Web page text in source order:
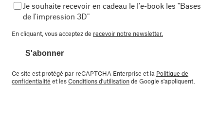
Je souhaite recevoir en cadeau le l'e-book les "Bases
de l'impression 3D"
En cliquant, vous acceptez de recevoir notre newsletter.
S'abonner
Ce site est protégé par reCAPTCHA Enterprise et la Politique de
confidentialité et lesConditions d'utilisationde Google s'appliquent.